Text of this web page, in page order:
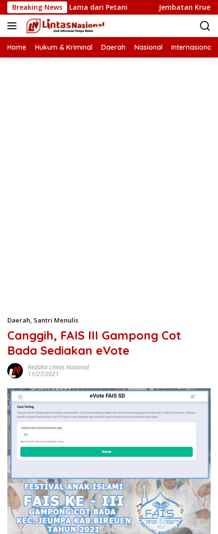
Langsung
ke
konten
Breaking NewsLama dari Petani Jembatan Krueng
Home Hukum & Kriminal Daerah Nasional Internasional
Daerah, Santri Menulis
Canggih, FAIS III Gampong Cot
Bada Sediakan eVote
Redaksi Lintas Nasional
11/27/2021